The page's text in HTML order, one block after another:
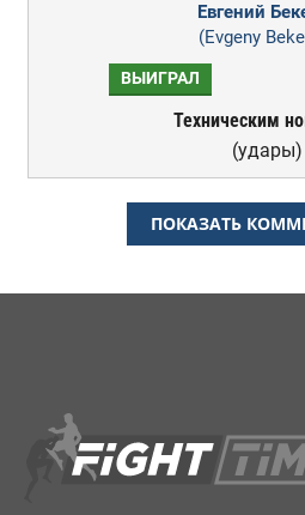
Евгений
(Evgeny
ВЫИГРАЛ
Техническим
(удары)
ПОКАЗАТЬ